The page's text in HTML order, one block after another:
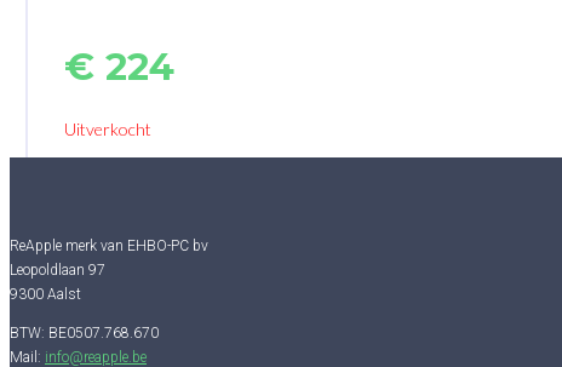
€ 224
Uitverkocht
ReApple merk van EHBO-PC bv
Leopoldlaan 97
9300 Aalst
BTW: BE0507.768.670
Mail: info@reapple.be